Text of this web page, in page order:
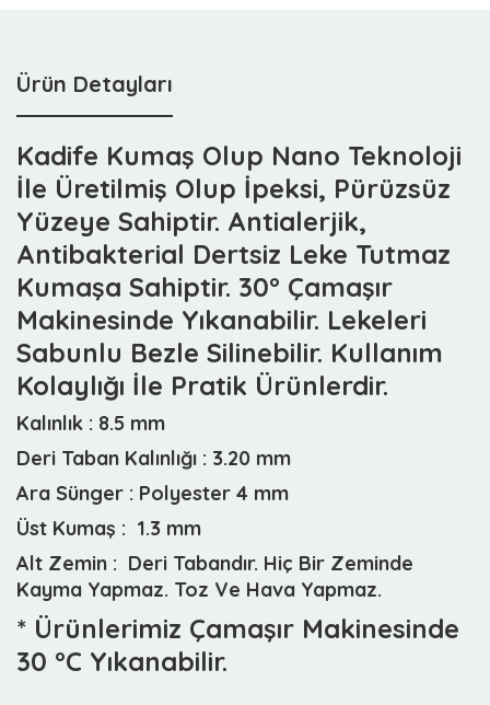
Ürün Detayları
Kadife Kumaş Olup Nano Teknoloji
İle Üretilmiş Olup İpeksi, Pürüzsüz
Yüzeye Sahiptir. Antialerjik,
Antibakterial Dertsiz Leke Tutmaz
Kumaşa Sahiptir. 30° Çamaşır
Makinesinde Yıkanabilir. Lekeleri
Sabunlu Bezle Silinebilir. Kullanım
Kolaylığı İle Pratik Ürünlerdir.
Kalınlık : 8.5 mm
Deri Taban Kalınlığı : 3.20 mm
Ara Sünger : Polyester 4 mm
Üst Kumaş : 1.3 mm
Alt Zemin : Deri Tabandır. Hiç Bir Zeminde
Kayma Yapmaz. Toz Ve Hava Yapmaz.
* Ürünlerimiz Çamaşır Makinesinde
30 °C Yıkanabilir.